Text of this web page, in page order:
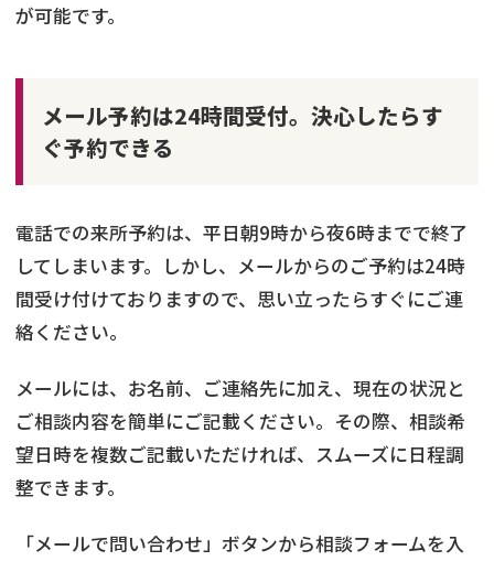
が可能です。
メール予約は24時間受付。決心したらす
ぐ予約できる
電話での来所予約は、平日朝9時から夜6時までで終了
してしまいます。しかし、メールからのご予約は24時
間受け付けておりますので、思い立ったらすぐにご連
絡ください。
メールには、お名前、ご連絡先に加え、現在の状況と
ご相談内容を簡単にご記載ください。その際、相談希
望日時を複数ご記載いただければ、スムーズに日程調
整できます。
「メールで問い合わせ」ボタンから相談フォームを入